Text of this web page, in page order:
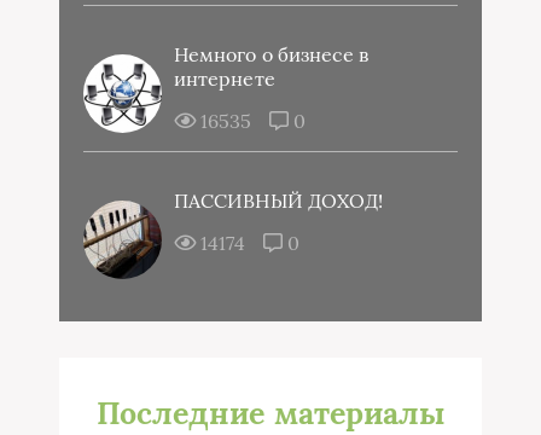
Немного о бизнесе в
интернете
16535
0
ПАССИВНЫЙ ДОХОД!
14174
0
Последние материалы